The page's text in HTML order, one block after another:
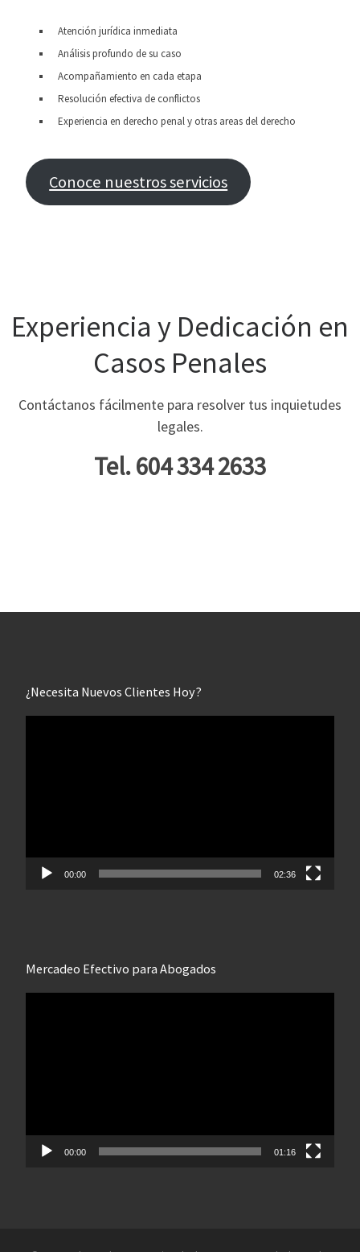
Atención jurídica inmediata
Análisis profundo de su caso
Acompañamiento en cada etapa
Resolución efectiva de conflictos
Experiencia en derecho penal y otras areas del derecho
Conoce nuestros servicios
Experiencia y Dedicación en
Casos Penales
Contáctanos fácilmente para resolver tus inquietudes
legales.
Tel. 604 334 2633
¿Necesita Nuevos Clientes Hoy?
00:00 02:36
Mercadeo Efectivo para Abogados
00:00 01:16